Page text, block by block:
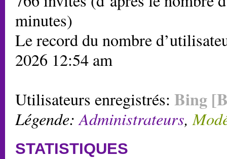
minutes)
Le record du nombre
2026 12:54 am
Utilisateurs enregistrés: Bing
Légende:Administrateurs,
STATISTIQUES